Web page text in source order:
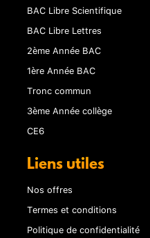
BAC Libre Scientifique
BAC Libre Lettres
2ème Année BAC
1ère Année BAC
Tronc commun
3ème Année collège
CE6
Liens utiles
Nos offres
Termes et conditions
Politique de confidentialité